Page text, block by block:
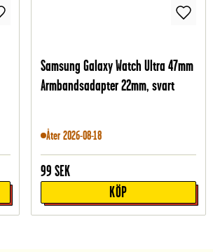
Samsung Galaxy Watch Ultra 47mm
Armbandsadapter 22mm, svart
Åter 2026-08-18
99 SEK
KÖP